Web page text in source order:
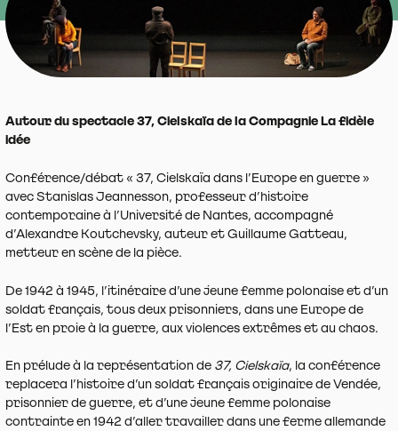
Autour du spectacle 37, Cielskaïa de la Compagnie La fidèle
idée
Conférence/débat « 37, Cielskaïa dans l’Europe en guerre »
avec Stanislas Jeannesson, professeur d’histoire
contemporaine à l’Université de Nantes, accompagné
d’Alexandre Koutchevsky, auteur et Guillaume Gatteau,
metteur en scène de la pièce.
De 1942 à 1945, l’itinéraire d’une jeune femme polonaise et d’un
soldat français, tous deux prisonniers, dans une Europe de
l’Est en proie à la guerre, aux violences extrêmes et au chaos.
En prélude à la représentation de 37, Cielskaïa, la conférence
replacera l’histoire d’un soldat français originaire de Vendée,
prisonnier de guerre, et d’une jeune femme polonaise
contrainte en 1942 d’aller travailler dans une ferme allemande